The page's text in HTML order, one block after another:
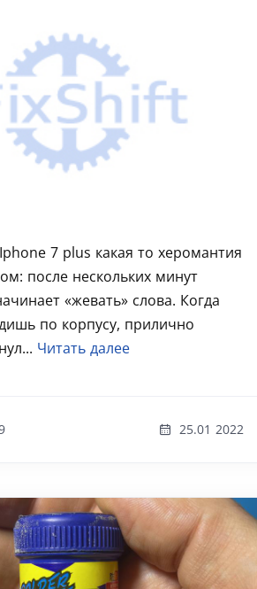
7 plus какая то херомантия
после нескольких минут
«жевать» слова. Когда
по корпусу, прилично
Читать далее
25.01 2022